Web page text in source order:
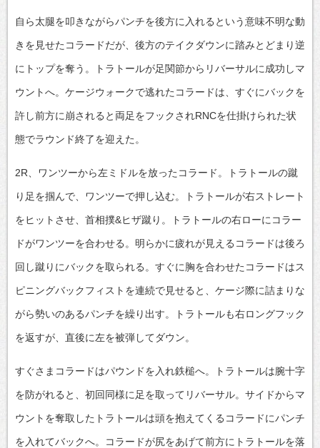
自ら太腿を叩きながらパンチを後方に入れるという意味不明な動
きを見せたコラードだが、後方のテイクダウンに踏みとどまり逆
にトップを奪う。トラトールが足関節からリバーサルに成功しマ
ウントへ。ケージウォークで逃れたコラードは、すぐにバックを
許し前方に崩されると両足をフックされRNCを仕掛けられた状
態でラウンド終了を迎えた。
2R、ワンツーから左ミドルを放ったコラード。トラトールの蹴
り足を掴んで、ワンツーで押し込む。トラトールが右ストレート
をヒットさせ、首相撲&ヒザ蹴り。トラトールの右ローにコラー
ドがワンツーを合わせる。明らかに疲れが見えるコラードは後ろ
回し蹴りにバックを取られる。すぐに胸を合わせたコラードはス
ピニングバックフィストを連続で見せると、ケージ際に詰まりな
がら勢いのあるパンチを繰り出す。トラトールも右ロングフック
を返すが、直後に左を被弾してダウン。
すぐさまコラードはパウンドを入れ鉄槌へ。トラトールは腕十字
を防がれると、初回同様に足を取ってリバーサル。サイドからマ
ウントを奪取したトラトールは頭を抱えてくるコラードにパンチ
を入れてバックへ。コラードが尻をあげて前方にトラトールを落